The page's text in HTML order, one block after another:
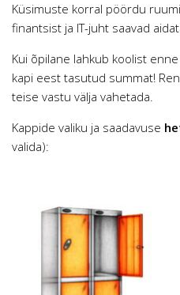
Küsimuste korral pöördu ruumi
finantsist ja IT-juht saavad
Kui õpilane lahkub koolist
kapi eest tasutud summat!
teise vastu välja vahetada.
Kappide valiku ja saadavuse
valida):